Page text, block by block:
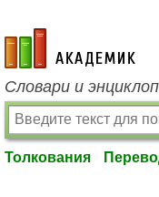
academic.ru
Словари и
Толкования